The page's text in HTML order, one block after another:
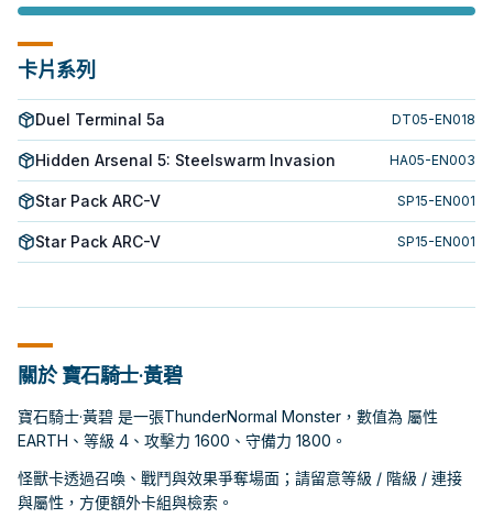
卡片系列
Duel Terminal 5a DT05-EN018
Hidden Arsenal 5: Steelswarm Invasion HA05-EN003
Star Pack ARC-V SP15-EN001
Star Pack ARC-V SP15-EN001
關於 寶石騎士·黃碧
寶石騎士·黃碧 是一張ThunderNormal Monster，數值為 屬性
EARTH、等級 4、攻擊力 1600、守備力 1800。
怪獸卡透過召喚、戰鬥與效果爭奪場面；請留意等級 / 階級 / 連接
與屬性，方便額外卡組與檢索。